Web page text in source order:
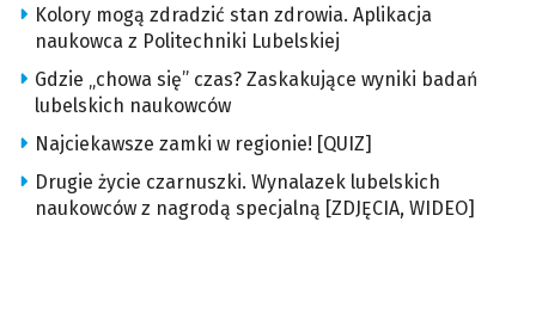
Kolory mogą zdradzić stan zdrowia. Aplikacja
naukowca z Politechniki Lubelskiej
Gdzie „chowa się” czas? Zaskakujące wyniki badań
lubelskich naukowców
Najciekawsze zamki w regionie! [QUIZ]
Drugie życie czarnuszki. Wynalazek lubelskich
naukowców z nagrodą specjalną [ZDJĘCIA, WIDEO]